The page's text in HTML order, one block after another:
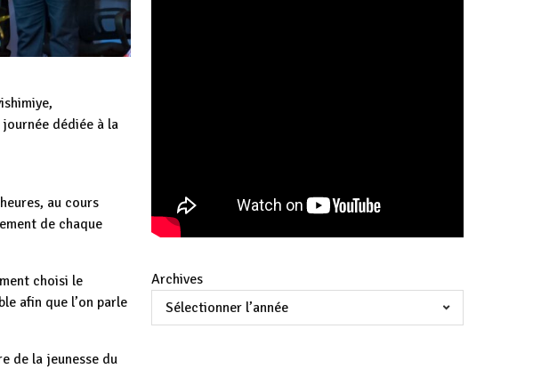
dédiée à la
au cours
de chaque
choisi le
afin que l’on parle
de la jeunesse du
Archives